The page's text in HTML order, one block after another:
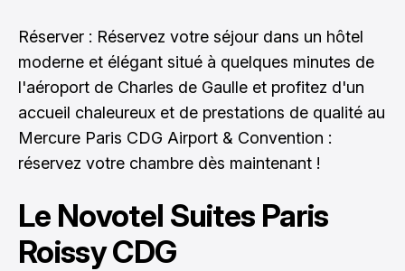
Réserver : Réservez votre séjour dans un hôtel
moderne et élégant situé à quelques minutes de
l'aéroport de Charles de Gaulle et profitez d'un
accueil chaleureux et de prestations de qualité au
Mercure Paris CDG Airport & Convention :
réservez votre chambre dès maintenant !
Le Novotel Suites Paris
Roissy CDG